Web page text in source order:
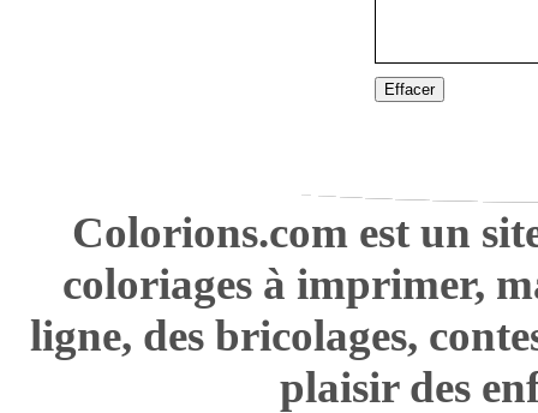
Effacer
Colorions.com est un
coloriages à imprimer,
ligne, des bricolages,
plaisir des